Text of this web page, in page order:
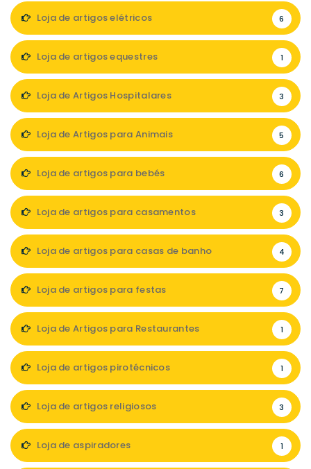
Loja de artigos elétricos 6
Loja de artigos equestres 1
Loja de Artigos Hospitalares 3
Loja de Artigos para Animais 5
Loja de artigos para bebés 6
Loja de artigos para casamentos 3
Loja de artigos para casas de banho 4
Loja de artigos para festas 7
Loja de Artigos para Restaurantes 1
Loja de artigos pirotécnicos 1
Loja de artigos religiosos 3
Loja de aspiradores 1